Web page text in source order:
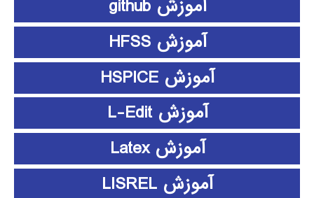
آموزش github
آموزش HFSS
آموزش HSPICE
آموزش L-Edit
آموزش Latex
آموزش LISREL